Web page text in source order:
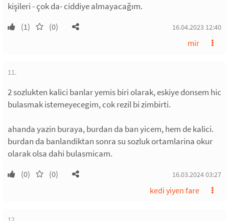
kişileri - çok da- ciddiye almayacağım.
(1) (0) 16.04.2023 12:40
mir
11.
2 sozlukten kalici banlar yemis biri olarak, eskiye donsem hic
bulasmak istemeyecegim, cok rezil bi zimbirti.
ahanda yazin buraya, burdan da ban yicem, hem de kalici.
burdan da banlandiktan sonra su sozluk ortamlarina okur
olarak olsa dahi bulasmicam.
(0) (0) 16.03.2024 03:27
kedi yiyen fare